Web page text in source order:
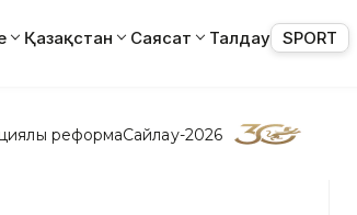
Қазақстан Саясат Талдау SPORT
реформаСайлау-2026